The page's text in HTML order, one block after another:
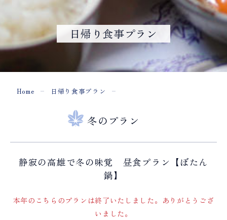
日帰り食事プラン
Home 日帰り食事プラン
冬のプラン
静寂の高雄で冬の味覚 昼食プラン【ぼたん
鍋】
本年のこちらのプランは終了いたしました。ありがとうござ
いました。